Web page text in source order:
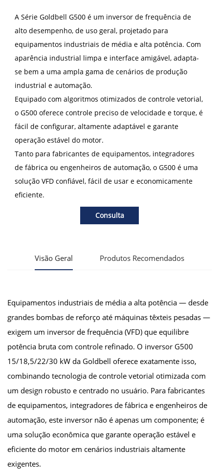
A Série Goldbell G500 é um inversor de frequência de
alto desempenho, de uso geral, projetado para
equipamentos industriais de média e alta potência. Com
aparência industrial limpa e interface amigável, adapta-
se bem a uma ampla gama de cenários de produção
industrial e automação.
Equipado com algoritmos otimizados de controle vetorial,
o G500 oferece controle preciso de velocidade e torque, é
fácil de configurar, altamente adaptável e garante
operação estável do motor.
Tanto para fabricantes de equipamentos, integradores
de fábrica ou engenheiros de automação, o G500 é uma
solução VFD confiável, fácil de usar e economicamente
eficiente.
Consulta
Visão Geral Produtos Recomendados
Equipamentos industriais de média a alta potência — desde
grandes bombas de reforço até máquinas têxteis pesadas —
exigem um inversor de frequência (VFD) que equilibre
potência bruta com controle refinado. O inversor G500
15/18,5/22/30 kW da Goldbell oferece exatamente isso,
combinando tecnologia de controle vetorial otimizada com
um design robusto e centrado no usuário. Para fabricantes
de equipamentos, integradores de fábrica e engenheiros de
automação, este inversor não é apenas um componente; é
uma solução econômica que garante operação estável e
eficiente do motor em cenários industriais altamente
exigentes.